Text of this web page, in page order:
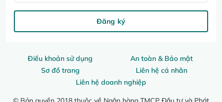
Điều khoản sử dụng
An toàn & Bảo mật
Sơ đồ trang
Liên hệ cá nhân
Liên hệ doanh nghiệp
© Bản quyền 2018 thuộc về Ngân hàng TMCP Đầu tư và Phát
Đăng ký